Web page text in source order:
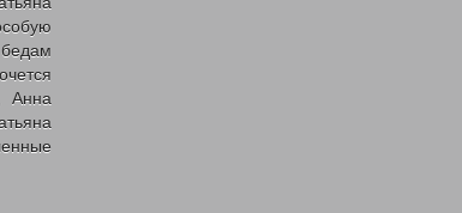
Анна